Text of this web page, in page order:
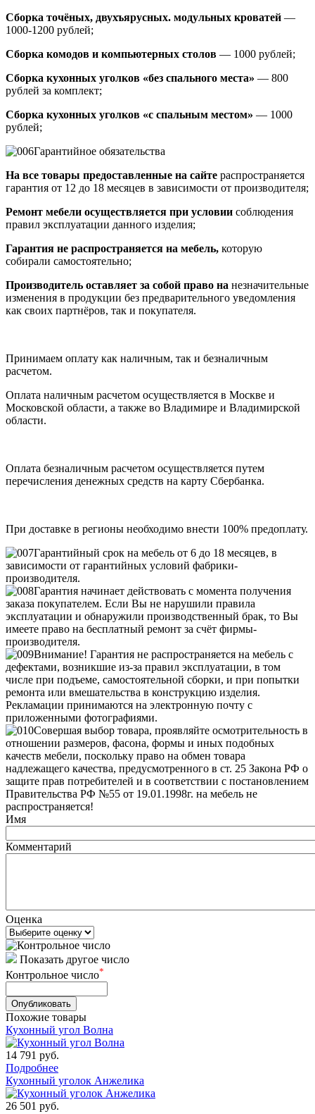
Сборка точёных, двухъярусных. модульных кроватей —
1000-1200 рублей;
Сборка комодов и компьютерных столов — 1000 рублей;
Сборка кухонных уголков «без спального места» — 800
рублей за комплект;
Сборка кухонных уголков «с спальным местом» — 1000
рублей;
Гарантийное обязательства
На все товары предоставленные на сайте распространяется
гарантия от 12 до 18 месяцев в зависимости от производителя;
Ремонт мебели осуществляется при условии соблюдения
правил эксплуатации данного изделия;
Гарантия не распространяется на мебель, которую
собирали самостоятельно;
Производитель оставляет за собой право на незначительные
изменения в продукции без предварительного уведомления
как своих партнёров, так и покупателя.
Принимаем оплату как наличным, так и безналичным
расчетом.
Оплата наличным расчетом осуществляется в Москве и
Московской области, а также во Владимире и Владимирской
области.
Оплата безналичным расчетом осуществляется путем
перечисления денежных средств на карту Сбербанка.
При доставке в регионы необходимо внести 100% предоплату.
Гарантийный срок на мебель от 6 до 18 месяцев, в
зависимости от гарантийных условий фабрики-
производителя.
Гарантия начинает действовать с момента получения
заказа покупателем. Если Вы не нарушили правила
эксплуатации и обнаружили производственный брак, то Вы
имеете право на бесплатный ремонт за счёт фирмы-
производителя.
Внимание! Гарантия не распространяется на мебель с
дефектами, возникшие из-за правил эксплуатации, в том
числе при подъеме, самостоятельной сборки, и при попытки
ремонта или вмешательства в конструкцию изделия.
Рекламации принимаются на электронную почту с
приложенными фотографиями.
Совершая выбор товара, проявляйте осмотрительность в
отношении размеров, фасона, формы и иных подобных
качеств мебели, поскольку право на обмен товара
надлежащего качества, предусмотренного в ст. 25 Закона РФ о
защите прав потребителей и в соответствии с постановлением
Правительства РФ №55 от 19.01.1998г. на мебель не
распространяется!
Имя
Комментарий
Оценка
Показать другое число
Контрольное число*
Похожие товары
Кухонный угол Волна
14 791 руб.
Подробнее
Кухонный уголок Анжелика
26 501 руб.